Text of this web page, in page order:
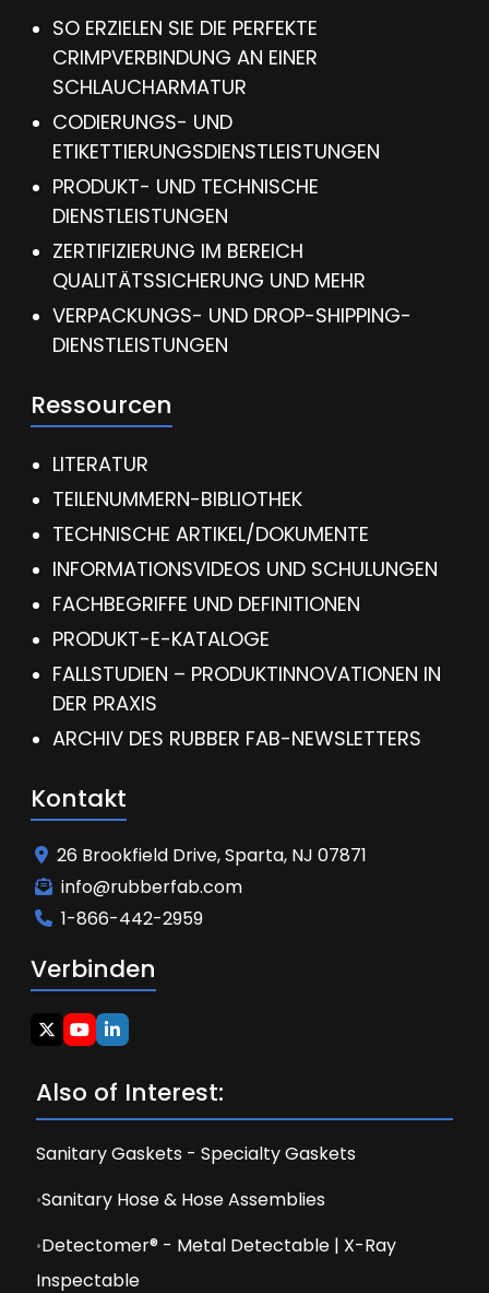
SO ERZIELEN SIE DIE PERFEKTE
CRIMPVERBINDUNG AN EINER
SCHLAUCHARMATUR
CODIERUNGS- UND
ETIKETTIERUNGSDIENSTLEISTUNGEN
PRODUKT- UND TECHNISCHE
DIENSTLEISTUNGEN
ZERTIFIZIERUNG IM BEREICH
QUALITÄTSSICHERUNG UND MEHR
VERPACKUNGS- UND DROP-SHIPPING-
DIENSTLEISTUNGEN
Ressourcen
LITERATUR
TEILENUMMERN-BIBLIOTHEK
TECHNISCHE ARTIKEL/DOKUMENTE
INFORMATIONSVIDEOS UND SCHULUNGEN
FACHBEGRIFFE UND DEFINITIONEN
PRODUKT-E-KATALOGE
FALLSTUDIEN – PRODUKTINNOVATIONEN IN
DER PRAXIS
ARCHIV DES RUBBER FAB-NEWSLETTERS
Kontakt
26 Brookfield Drive, Sparta, NJ 07871
info@rubberfab.com
1-866-442-2959
Verbinden
Also of Interest:
Sanitary Gaskets - Specialty Gaskets
Sanitary Hose & Hose Assemblies
Detectomer® - Metal Detectable | X-Ray
Inspectable